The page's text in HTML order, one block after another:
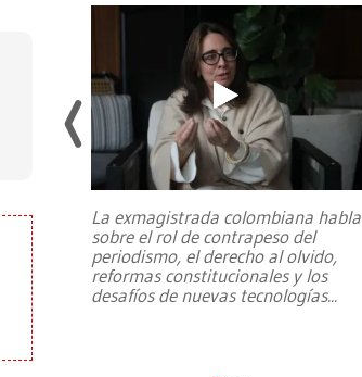
La exmagistrada colombiana habla
sobre el rol de contrapeso del
periodismo, el derecho al olvido,
reformas constitucionales y los
desafíos de nuevas tecnologías...